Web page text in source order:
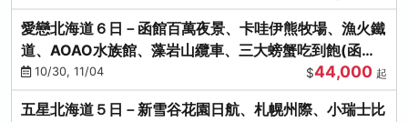
愛戀北海道６日－函館百萬夜景、卡哇伊熊牧場、漁火鐵
道、AOAO水族館、藻岩山纜車、三大螃蟹吃到飽(函館/
千歲)
10/30, 11/04 $44,000 起
五星北海道５日－新雪谷花園日航、札幌州際、小瑞士比